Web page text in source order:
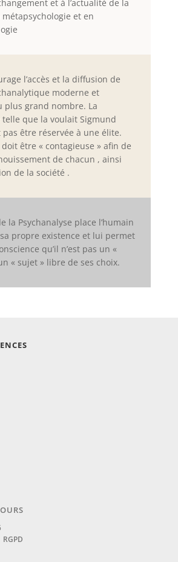
et à l’actualité de la
et en
l’accès et la diffusion de
moderne et
plus grand nombre. La
telle que la voulait Sigmund
être réservée à une élite.
être « contagieuse » afin de
de chacun , ainsi
de la société .
la Psychanalyse place l’humain
propre existence et lui permet
qu’il n’est pas un «
« sujet » libre de ses choix.
RGPD